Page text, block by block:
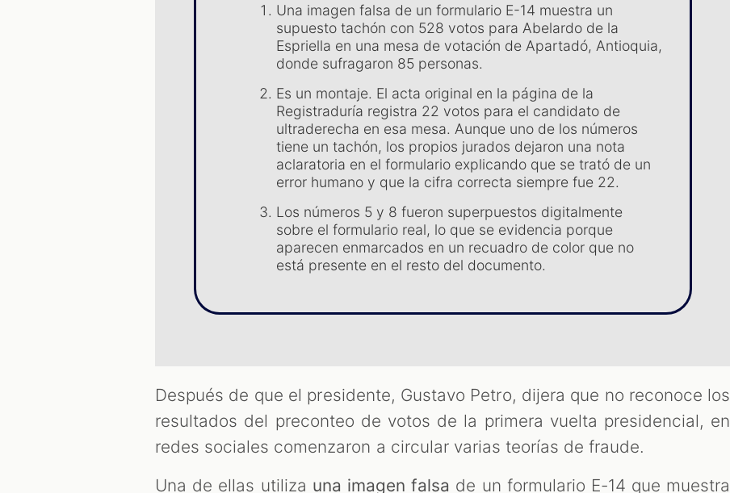
Una imagen falsa de un formulario E-14 muestra un
supuesto tachón con 528 votos para Abelardo de la
Espriella en una mesa de votación de Apartadó, Antioquia,
donde sufragaron 85 personas.
Es un montaje. El acta original en la página de la
Registraduría registra 22 votos para el candidato de
ultraderecha en esa mesa. Aunque uno de los números
tiene un tachón, los propios jurados dejaron una nota
aclaratoria en el formulario explicando que se trató de un
error humano y que la cifra correcta siempre fue 22.
Los números 5 y 8 fueron superpuestos digitalmente
sobre el formulario real, lo que se evidencia porque
aparecen enmarcados en un recuadro de color que no
está presente en el resto del documento.
Después de que el presidente, Gustavo Petro, dijera que no reconoce los
resultados del preconteo de votos de la primera vuelta presidencial, en
redes sociales comenzaron a circular varias teorías de fraude.
Una de ellas utiliza una imagen falsa de un formulario E-14 que muestra